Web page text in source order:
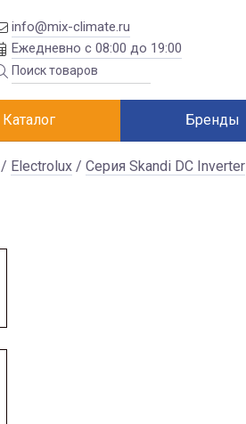
info@mix-climate.ru
Ежедневно с 08:00 до 19:00
Каталог Бренды
/ Electrolux / Серия Skandi DC Inverter